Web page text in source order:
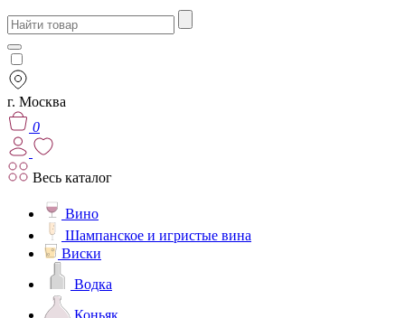
г. Москва
0
Весь каталог
Вино
Шампанское и игристые вина
Виски
Водка
Коньяк